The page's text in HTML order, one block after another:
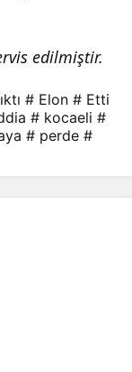
edilmiştir.
# Elon # Etti
# kocaeli #
# perde #